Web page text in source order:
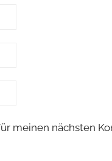
meinen nächsten